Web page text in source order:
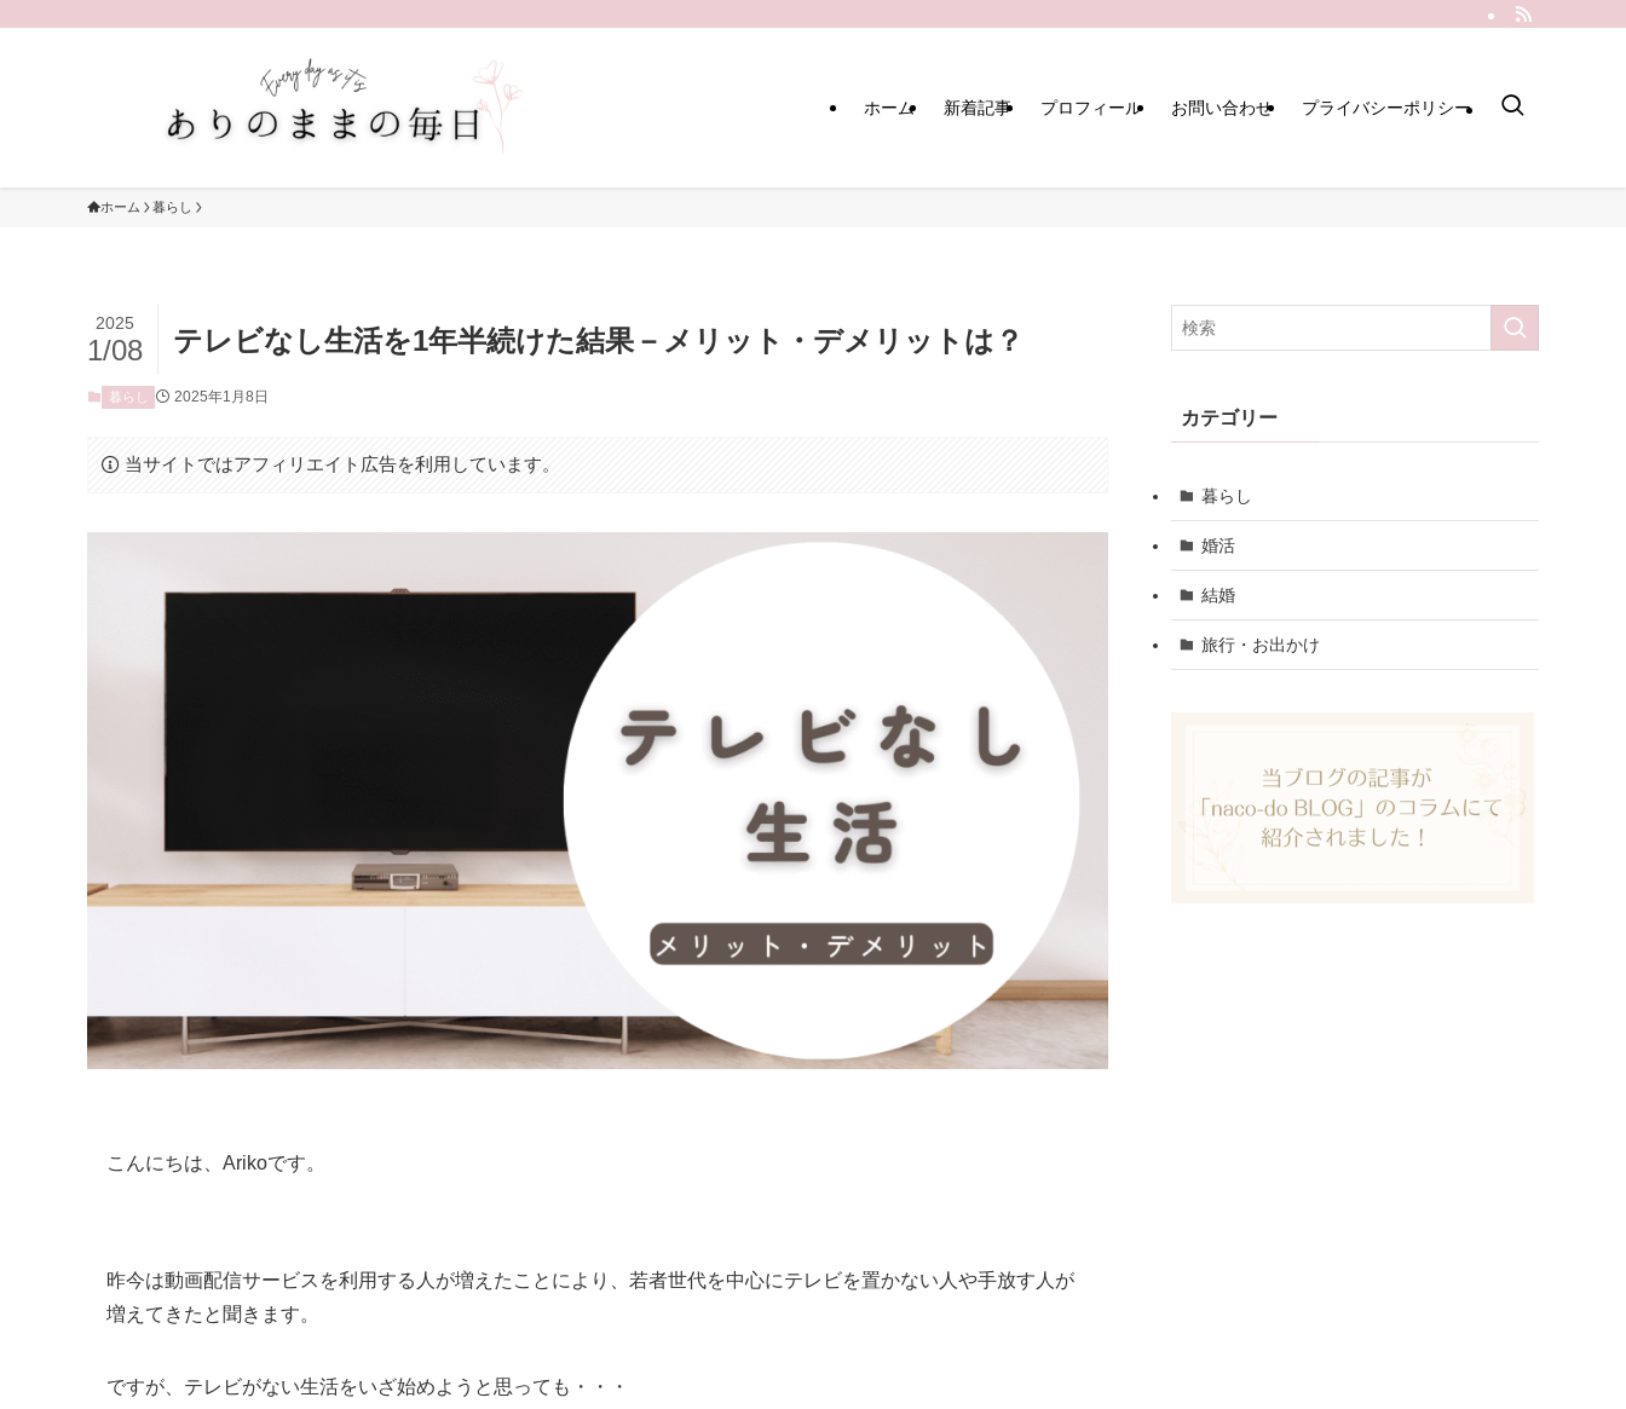
ホーム 新着記事 プロフィール お問い合わせ プライバシーポリシー
ホーム 暮らし
テレビなし生活を1年半続けた結果－メリット・デメリットは？
2025
1/08
暮らし 2025年1月8日
当サイトではアフィリエイト広告を利用しています。
こんにちは、Arikoです。
昨今は動画配信サービスを利用する人が増えたことにより、若者世代を中心にテレビを置かない人や手放す人が
増えてきたと聞きます。
ですが、テレビがない生活をいざ始めようと思っても・・・
カテゴリー
暮らし
婚活
結婚
旅行・お出かけ